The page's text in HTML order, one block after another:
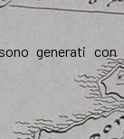
generati con